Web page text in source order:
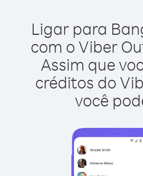
Ligar para
com o Viber
Assim que
créditos do
você